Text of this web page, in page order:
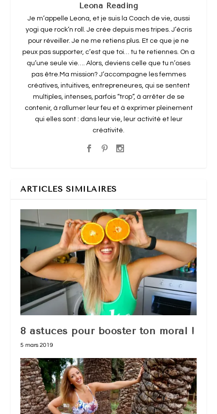
Leona Reading
Je m’appelle Leona, et je suis la Coach de vie, aussi
yogi que rock’n roll. Je crée depuis mes tripes. J’écris
pour réveiller. Je ne me retiens plus. Et ce que je ne
peux pas supporter, c’est que toi… tu te retiennes. On a
qu’une seule vie…. Alors, deviens celle que tu n’oses
pas être.Ma mission? J’accompagne les femmes
créatives, intuitives, entrepreneures, qui se sentent
multiples, intenses, parfois “trop”, à arrêter de se
contenir, à rallumer leur feu et à exprimer pleinement
qui elles sont : dans leur vie, leur activité et leur
créativité.
ARTICLES SIMILAIRES
8 astuces pour booster ton moral !
5 mars 2019